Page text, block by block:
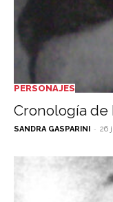
PERSONAJES
Cronología de
SANDRA GASPARINI - 26